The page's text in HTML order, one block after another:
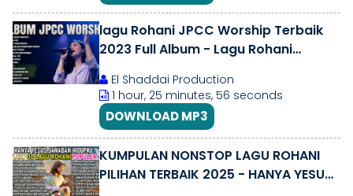
lagu Rohani JPCC Worship Terbaik
2023 Full Album - Lagu Rohani
El Shaddai Production
1 hour, 25 minutes, 56 seconds
DOWNLOAD MP3
KUMPULAN NONSTOP LAGU ROHANI
PILIHAN TERBAIK 2025 - HANYA YESUS